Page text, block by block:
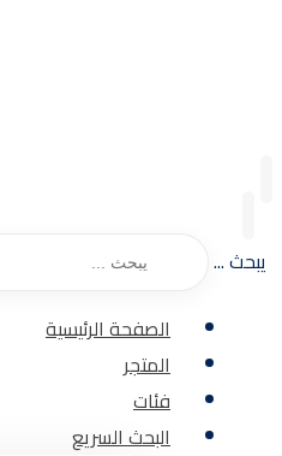
يبحث ...
الصفحة الرئيسية
المتجر
فئات
البحث السريع